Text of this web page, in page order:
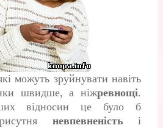
можуть зруйнувати навіть
швидше, а ніжревнощі.
відносин це було б
невпевненість і